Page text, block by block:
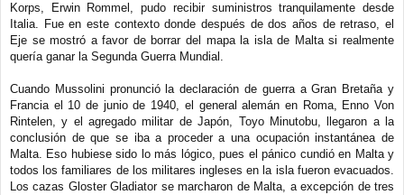
Korps, Erwin Rommel, pudo recibir suministros tranquilamente desde
Italia. Fue en este contexto donde después de dos años de retraso, el
Eje se mostró a favor de borrar del mapa la isla de Malta si realmente
quería ganar la Segunda Guerra Mundial.
Cuando Mussolini pronunció la declaración de guerra a Gran Bretaña y
Francia el 10 de junio de 1940, el general alemán en Roma, Enno Von
Rintelen, y el agregado militar de Japón, Toyo Minutobu, llegaron a la
conclusión de que se iba a proceder a una ocupación instantánea de
Malta. Eso hubiese sido lo más lógico, pues el pánico cundió en Malta y
todos los familiares de los militares ingleses en la isla fueron evacuados.
Los cazas Gloster Gladiator se marcharon de Malta, a excepción de tres